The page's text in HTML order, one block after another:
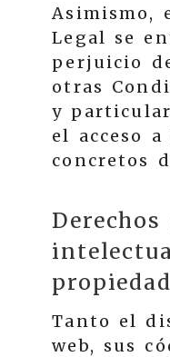
Asimismo,
Legal se
perjuicio
otras
y
el acceso
concretos
Tanto el
web, sus